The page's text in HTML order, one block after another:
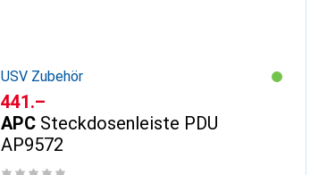
USV Zubehör
CHF
441.–
APC Steckdosenleiste PDU
AP9572